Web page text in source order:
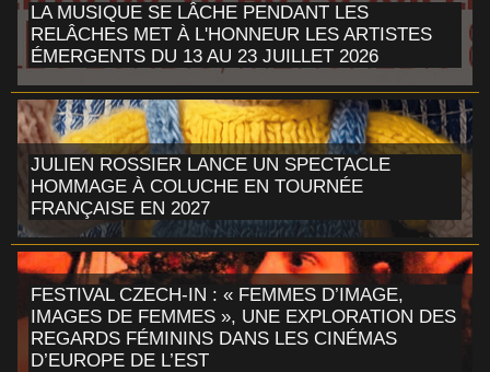
LA MUSIQUE SE LÂCHE PENDANT LES
RELÂCHES MET À L'HONNEUR LES ARTISTES
ÉMERGENTS DU 13 AU 23 JUILLET 2026
JULIEN ROSSIER LANCE UN SPECTACLE
HOMMAGE À COLUCHE EN TOURNÉE
FRANÇAISE EN 2027
FESTIVAL CZECH-IN : « FEMMES D’IMAGE,
IMAGES DE FEMMES », UNE EXPLORATION DES
REGARDS FÉMININS DANS LES CINÉMAS
D’EUROPE DE L’EST